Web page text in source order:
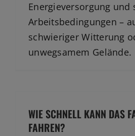
Energieversorgung und
Arbeitsbedingungen –
schwieriger Witterung
unwegsamem Gelände.
WIE SCHNELL KANN DAS
FAHREN?